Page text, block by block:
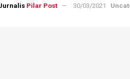
Pilar Post 30/03/2021